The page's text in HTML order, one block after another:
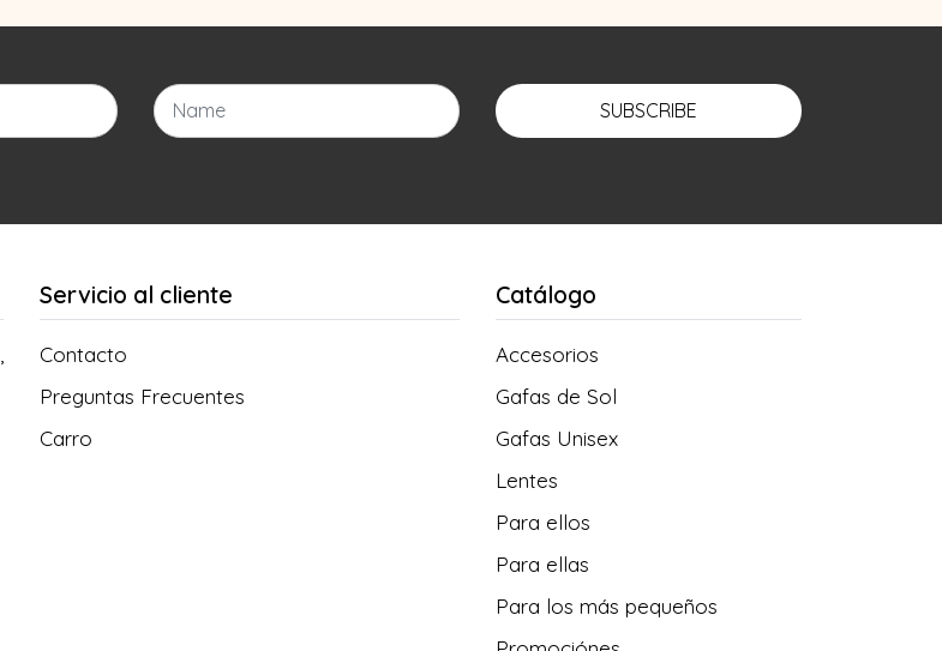
SUBSCRIBE
Servicio al cliente
Contacto
Preguntas Frecuentes
Carro
Catálogo
Accesorios
Gafas de Sol
Gafas Unisex
Lentes
Para ellos
Para ellas
Para los más pequeños